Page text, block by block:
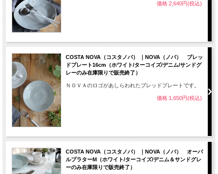
価格:2,640円(税込)
COSTA NOVA（コスタノバ） ｜NOVA（ノバ） ブレッ
ドプレート16cm（ホワイト/ターコイズ/デニム/サンドグ
レーのみ在庫限りで販売終了）
ＮＯＶＡのロゴがあしらわれたブレッドプレートです。
価格:1,650円(税込)
COSTA NOVA（コスタノバ） ｜NOVA（ノバ） オーバ
ルプラターM（ホワイト/ターコイズ/デニム＆サンドグレ
ーのみ在庫限りで販売終了）